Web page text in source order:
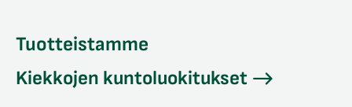
Tuotteistamme
Kiekkojen kuntoluokitukset